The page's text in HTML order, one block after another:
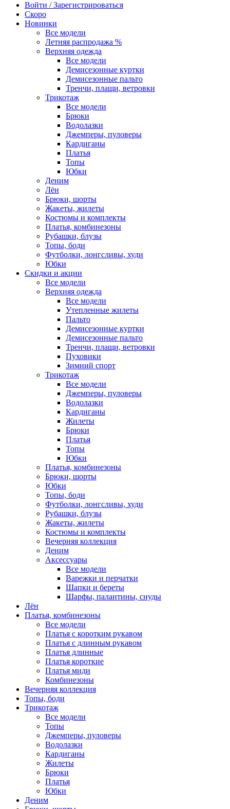
Войти / Зарегистрироваться
Скоро
Новинки
Все модели
Летняя распродажа %
Верхняя одежда
Все модели
Демисезонные куртки
Демисезонные пальто
Тренчи, плащи, ветровки
Трикотаж
Все модели
Брюки
Водолазки
Джемперы, пуловеры
Кардиганы
Платья
Топы
Юбки
Деним
Лён
Брюки, шорты
Жакеты, жилеты
Костюмы и комплекты
Платья, комбинезоны
Рубашки, блузы
Топы, боди
Футболки, лонгсливы, худи
Юбки
Скидки и акции
Все модели
Верхняя одежда
Все модели
Утепленные жилеты
Пальто
Демисезонные куртки
Демисезонные пальто
Тренчи, плащи, ветровки
Пуховики
Зимний спорт
Трикотаж
Все модели
Джемперы, пуловеры
Водолазки
Кардиганы
Жилеты
Брюки
Платья
Топы
Юбки
Платья, комбинезоны
Брюки, шорты
Юбки
Топы, боди
Футболки, лонгсливы, худи
Рубашки, блузы
Жакеты, жилеты
Костюмы и комплекты
Вечерняя коллекция
Деним
Аксессуары
Все модели
Варежки и перчатки
Шапки и береты
Шарфы, палантины, снуды
Лён
Платья, комбинезоны
Все модели
Платья с коротким рукавом
Платья с длинным рукавом
Платья длинные
Платья короткие
Платья миди
Комбинезоны
Вечерняя коллекция
Топы, боди
Трикотаж
Все модели
Топы
Джемперы, пуловеры
Водолазки
Кардиганы
Жилеты
Брюки
Платья
Юбки
Деним